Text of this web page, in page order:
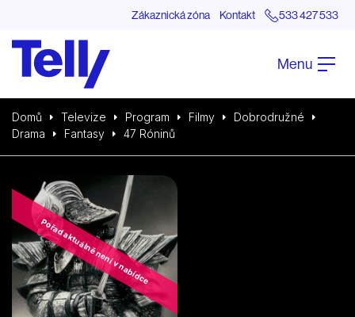
Zákaznická zóna Kontakt 533 427 533
Menu
Domů Televize Program Filmy
Dobrodružné
Drama
Fantasy 47 Róninů
Pořad aktuálně není v nabídce